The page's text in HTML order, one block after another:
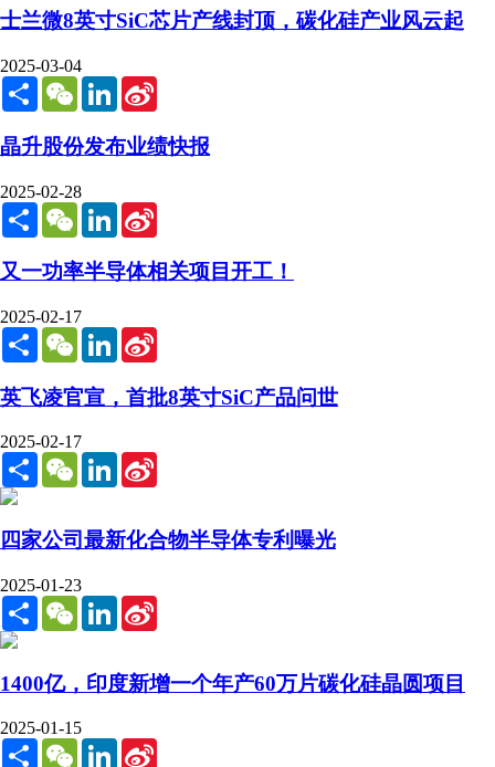
士兰微8英寸SiC芯片产线封顶，碳化硅产业风云起
2025-03-04
Share WeChatLinkedIn
晶升股份发布业绩快报
2025-02-28
Share WeChatLinkedIn
又一功率半导体相关项目开工！
2025-02-17
Share WeChatLinkedIn
英飞凌官宣，首批8英寸SiC产品问世
2025-02-17
Share WeChatLinkedIn
四家公司最新化合物半导体专利曝光
2025-01-23
Share WeChatLinkedIn
1400亿，印度新增一个年产60万片碳化硅晶圆项目
2025-01-15
Share WeChatLinkedIn